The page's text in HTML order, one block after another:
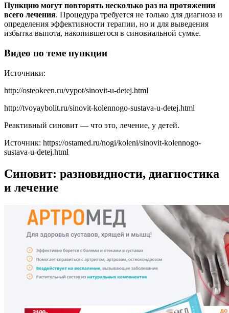
Пункцию могут повторять несколько раз на протяжении
всего лечения. Процедура требуется не только для диагноза и
определения эффективности терапии, но и для выведения
избытка выпота, накопившегося в синовиальной сумке.
Видео по теме пункции
Источники:
http://osteokeen.ru/vypot/sinovit-u-detej.html
http://tvoyaybolit.ru/sinovit-kolennogo-sustava-u-detej.html
Реактивный синовит — что это, лечение, у детей.
Источник: https://ostamed.ru/nogi/koleni/sinovit-kolennogo-
sustava-u-detej.html
Синовит: разновидности, диагностика
и лечение